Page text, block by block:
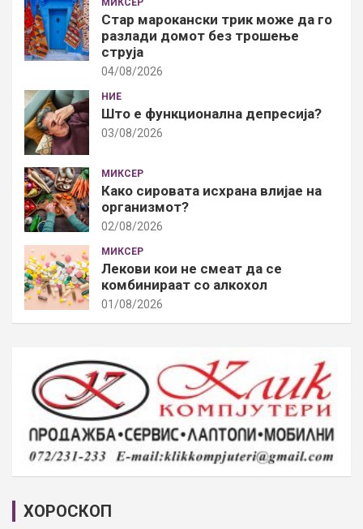
МИКСЕР
Стар марокански трик може да го
разлади домот без трошење
струја
04/08/2026
НИЕ
Што е функционална депресија?
03/08/2026
МИКСЕР
Како сировата исхрана влијае на
организмот?
02/08/2026
МИКСЕР
Лекови кои не смеат да се
комбинираат со алкохол
01/08/2026
ХОРОСКОП